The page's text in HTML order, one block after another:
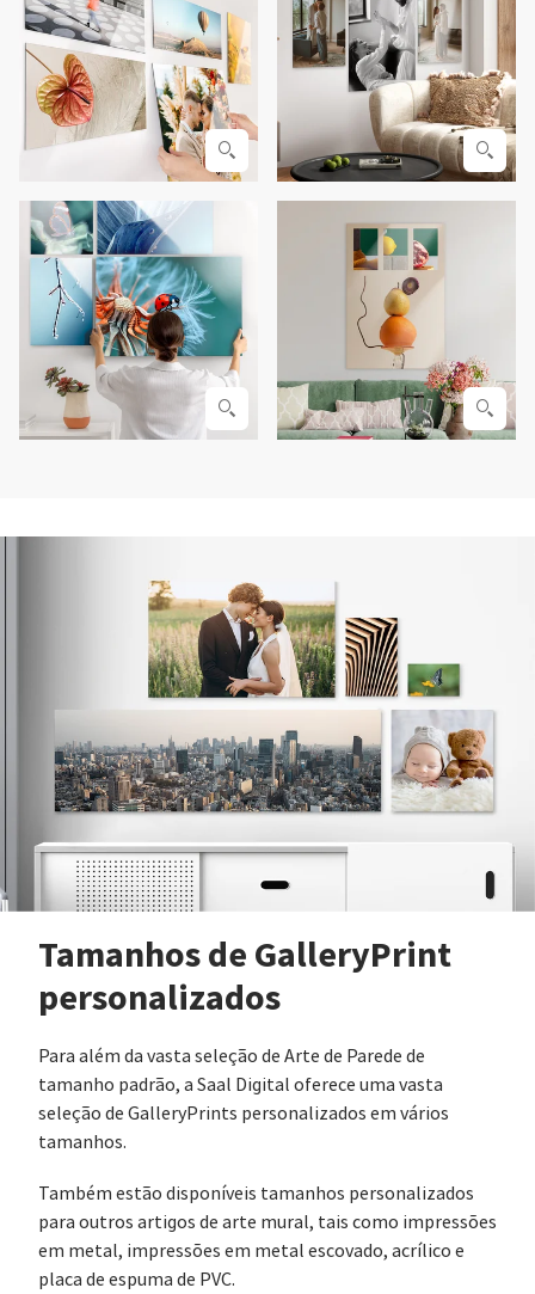
Tamanhos de GalleryPrint
personalizados
Para além da vasta seleção de Arte de Parede de
tamanho padrão, a Saal Digital oferece uma vasta
seleção de GalleryPrints personalizados em vários
tamanhos.
Também estão disponíveis tamanhos personalizados
para outros artigos de arte mural, tais como impressões
em metal, impressões em metal escovado, acrílico e
placa de espuma de PVC.